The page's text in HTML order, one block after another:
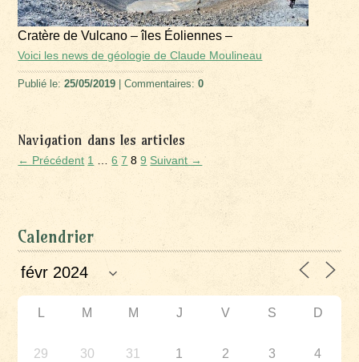
Cratère de Vulcano – îles Éoliennes –
Voici les news de géologie de Claude Moulineau
Publié le:25/05/2019 | Commentaires:0
Navigation dans les articles
← Précédent 1 … 6 7 8 9 Suivant →
Calendrier
L M M J V S D
29 30 31 1 2 3 4